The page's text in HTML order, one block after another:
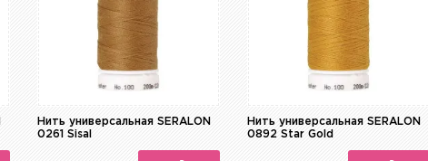
Нить универсальная SERALON
0261 Sisal
Нить универсальная SERALON
0892 Star Gold